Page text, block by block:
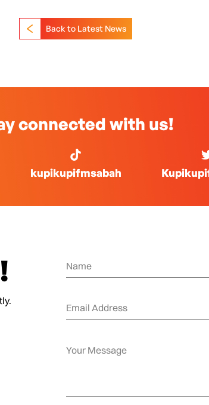
Back to Latest News
connected with us!
kupikupifmsabah